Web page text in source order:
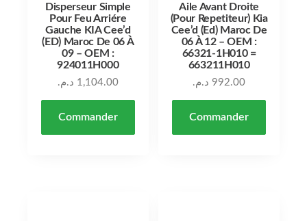
Disperseur Simple
Pour Feu Arriére
Gauche KIA Cee’d
(ED) Maroc De 06 À
09 – OEM :
924011H000
1,104.00 د.م.
Commander
Aile Avant Droite
(Pour Repetiteur) Kia
Cee’d (Ed) Maroc De
06 À 12 – OEM :
66321-1H010 =
663211H010
992.00 د.م.
Commander